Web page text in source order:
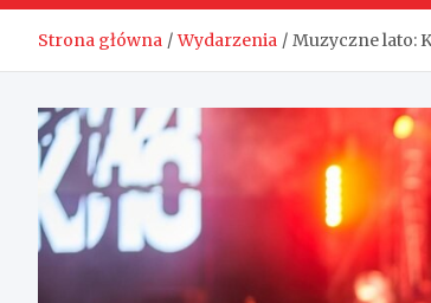
Strona główna Wydarzenia Muzyczne lato: